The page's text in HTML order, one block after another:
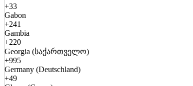
+33
Gabon
+241
Gambia
+220
Georgia (საქართველო)
+995
Germany (Deutschland)
+49